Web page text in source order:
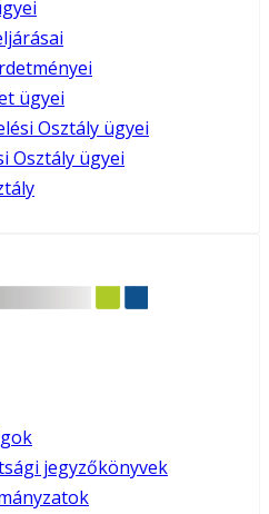
ügyei
Osztály ügyei
Osztály ügyei
jegyzőkönyvek